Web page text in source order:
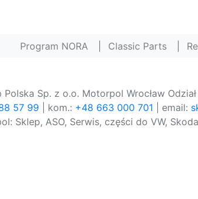
Program NORA Classic Parts
Polska Sp. z o.o. Motorpol Wrocław
57 99 | kom.: +48 663 000 701 | email:
Sklep, ASO, Serwis, części do VW,